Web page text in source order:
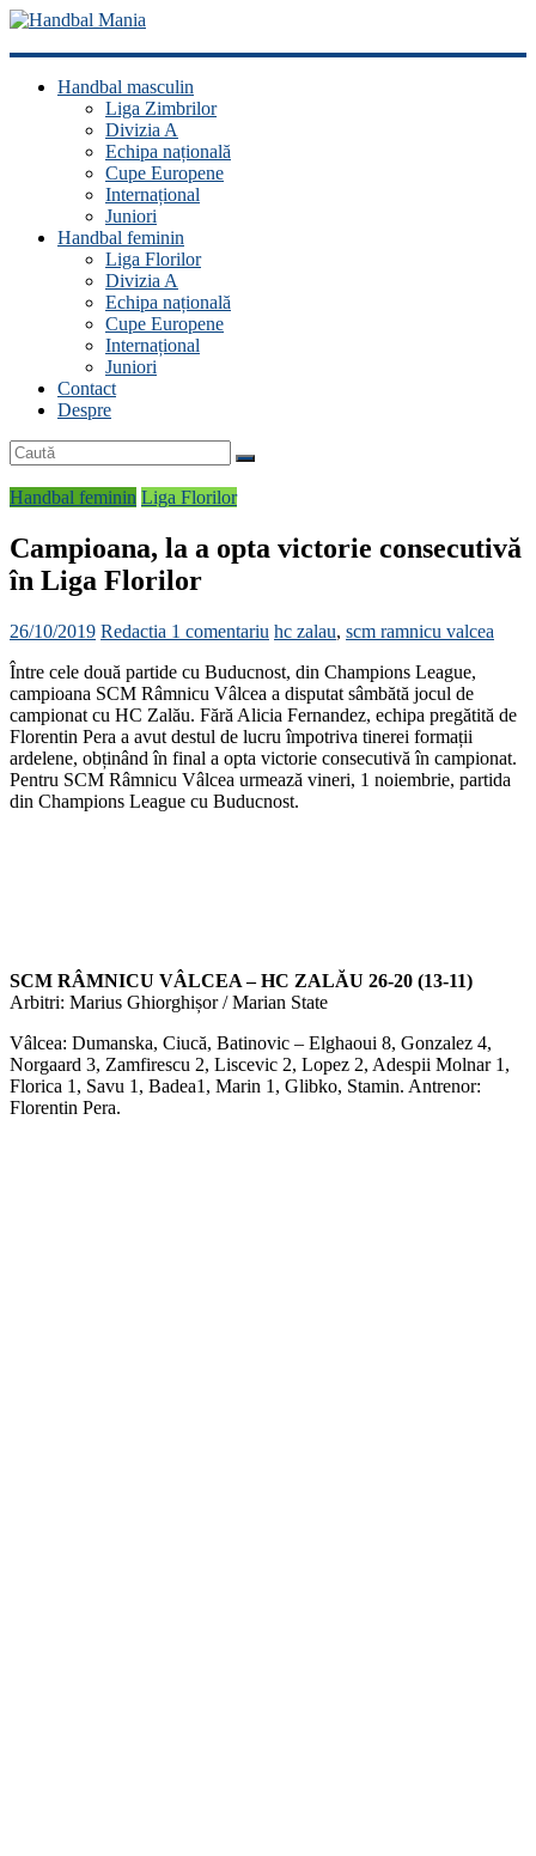
Handbal
ManiaHandbal masculin
Liga Zimbrilor
Divizia A
Echipa națională
Cupe Europene
Internațional
Juniori
Handbal feminin
Liga Florilor
Divizia A
Echipa națională
Cupe Europene
Internațional
Juniori
Contact
Despre
Handbal feminin Liga Florilor
Campioana, la a opta victorie consecutivă
în Liga Florilor
26/10/2019 Redactia 1 comentariu hc zalau, scm ramnicu valcea
Între cele două partide cu Buducnost, din Champions League,
campioana SCM Râmnicu Vâlcea a disputat sâmbătă jocul de
campionat cu HC Zalău. Fără Alicia Fernandez, echipa pregătită de
Florentin Pera a avut destul de lucru împotriva tinerei formații
ardelene, obținând în final a opta victorie consecutivă în campionat.
Pentru SCM Râmnicu Vâlcea urmează vineri, 1 noiembrie, partida
din Champions League cu Buducnost.
SCM RÂMNICU VÂLCEA – HC ZALĂU 26-20 (13-11)
Arbitri: Marius Ghiorghișor / Marian State
Vâlcea: Dumanska, Ciucă, Batinovic – Elghaoui 8, Gonzalez 4,
Norgaard 3, Zamfirescu 2, Liscevic 2, Lopez 2, Adespii Molnar 1,
Florica 1, Savu 1, Badea1, Marin 1, Glibko, Stamin. Antrenor:
Florentin Pera.